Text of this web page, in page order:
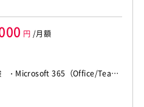
円 /月額
・Microsoft 365（Office/Team
境の構築経験 ・Active Directo